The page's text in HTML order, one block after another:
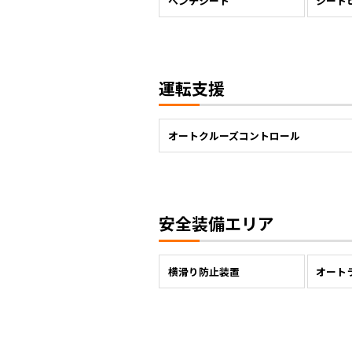
運転支援
オートクルーズコントロール
安全装備エリア
横滑り防止装置 オート